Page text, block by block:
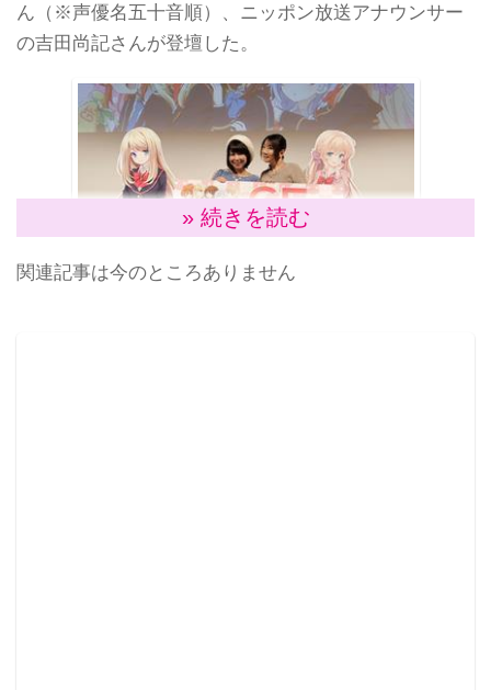
ん（※声優名五十音順）、ニッポン放送アナウンサー
の吉田尚記さんが登壇した。
» 続きを読む
関連記事は今のところありません